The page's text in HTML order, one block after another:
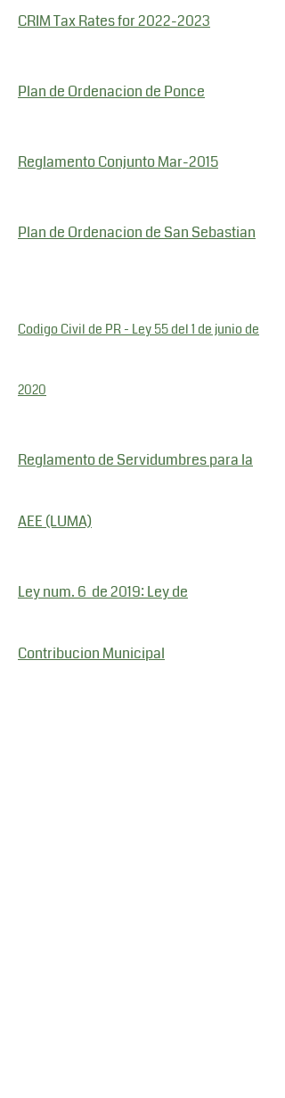
CRIM Tax Rates for 2022-2023
Plan de Ordenacion de Ponce
Reglamento Conjunto Mar-2015
Plan de Ordenacion de San Sebastian
Codigo Civil de PR - Ley 55 del 1 de junio de
2020
Reglamento de Servidumbres para la
AEE (LUMA)
Ley num. 6 de 2019: Ley de
Contribucion Municipal